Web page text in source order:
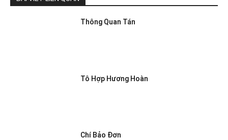
Thông Quan Tán
Tô Hợp Hương Hoàn
Chí Bảo Đơn